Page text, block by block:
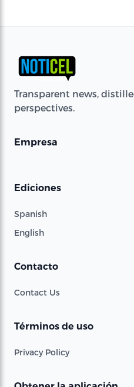
Transparent news,
perspectives.
Empresa
Ediciones
Spanish
English
Contacto
Contact Us
Términos de uso
Privacy Policy